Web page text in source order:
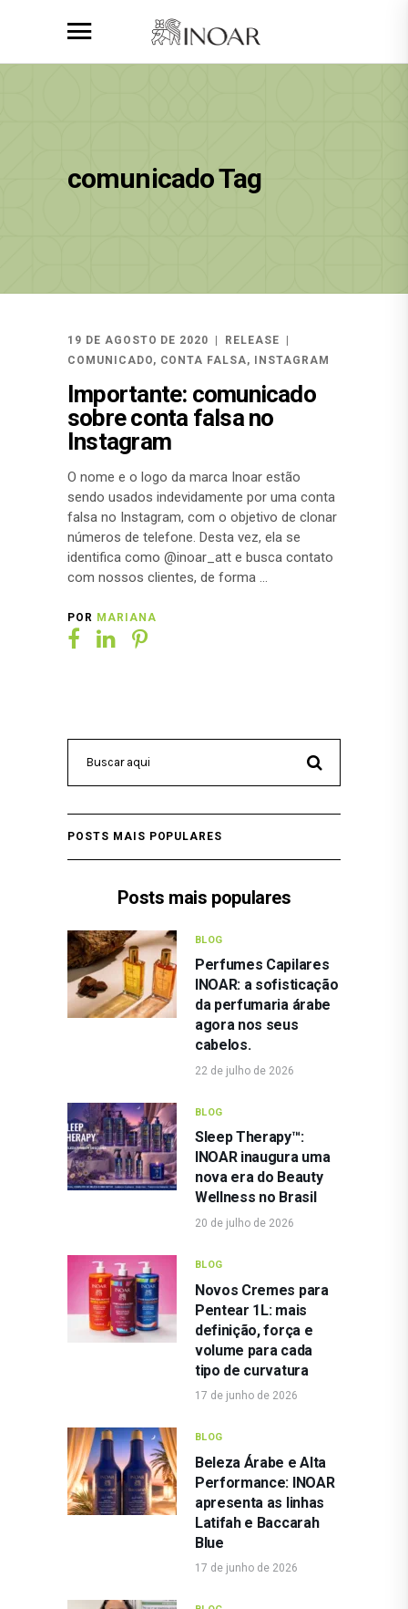
comunicado Tag
19 DE AGOSTO DE 2020
RELEASE
COMUNICADO, CONTA FALSA, INSTAGRAM
Importante: comunicado
sobre conta falsa no
Instagram
O nome e o logo da marca Inoar estão
sendo usados indevidamente por uma conta
falsa no Instagram, com o objetivo de clonar
números de telefone. Desta vez, ela se
identifica como @inoar_att e busca contato
com nossos clientes, de forma
POR MARIANA
POSTS MAIS POPULARES
Posts mais populares
BLOG
Perfumes Capilares
INOAR: a sofisticação
da perfumaria árabe
agora nos seus
cabelos.
22 de julho de 2026
BLOG
Sleep Therapy™:
INOAR inaugura uma
nova era do Beauty
Wellness no Brasil
20 de julho de 2026
BLOG
Novos Cremes para
Pentear 1L: mais
definição, força e
volume para cada
tipo de curvatura
17 de junho de 2026
BLOG
Beleza Árabe e Alta
Performance: INOAR
apresenta as linhas
Latifah e Baccarah
Blue
17 de junho de 2026